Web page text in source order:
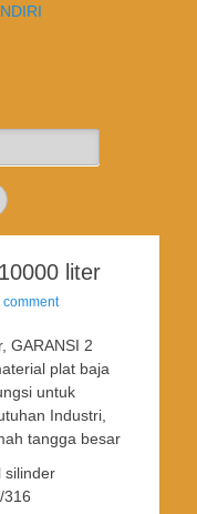
liter
comment
GARANSI 2
plat baja
untuk
Industri,
tangga besar
silinder